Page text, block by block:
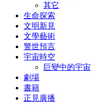
其它
生命探索
文明新見
文學藝術
警世預言
宇宙時空
巨變中的宇宙
劇場
書籍
正見廣播